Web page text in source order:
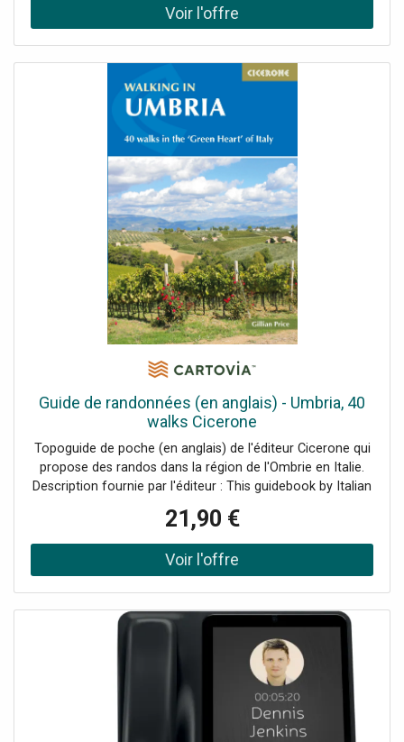
Connexion backend/OCPP via réseau mobile (LTE), réseau
évolutifs jusqu'à 100 points Interfaces standardisées pour
l'intégration dans des systèmes externes via OCPP Smart
Charging ou Modbus TCP Compteur électrique conforme
Compatibilité Plug & Charge (ISO15118) pour une
utilisation simplifiée Haute protection avec un indice IP55
contre la poussière et l'eau, et IK10 contre les impacts
Avantages principaux - version Extender Connexion
backend/OCPP via le Controller pour une gestion
centralisée Possibilité d'installer des réseaux collectifs
avec jusqu'à 30 points de charge, évolutifs jusqu'à 100
points Interfaces standardisées pour intégrer facilement
des systèmes externes via OCPP Smart Charging (via
Controller) ou Modbus TCP Compteur électrique
conforme à la directive MID, garantissant une facturation
(ISO15118) pour une expérience utilisateur...
Guide de randonnées (en anglais) - Umbria, 40
walks Cicerone
Topoguide de poche (en anglais) de l'éditeur Cicerone qui
propose des randos dans la région de l'Ombrie en Italie.
Description fournie par l'éditeur : This guidebook by Italian
in the region of Umbria, taking in the towns of Assisi,
Perugia, Orvieto and Norcia. The walks range from 2.5km
to 19km in length, the majority of the routes are circular,
and several wonderful traverses have been included, with
transport. This guidebook also includes lots of practical
information about recommended gear and maps to take
and tips on local food, wildlife and culture, as well as
useful tourist, accommodation and transport information
and a brief Italian-English glossary. Set between Rome and
Florence, the region is dotted with UNESCO World
Heritage towns. The landscape, like that of neighbouring
21,90 €